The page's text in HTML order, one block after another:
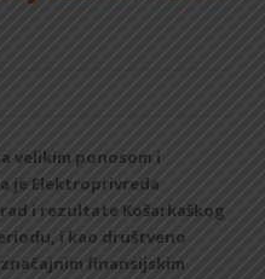
velikim ponosom i
je Elektroprivreda
i rezultate Košarkaškog
i kao društveno
finansijskim